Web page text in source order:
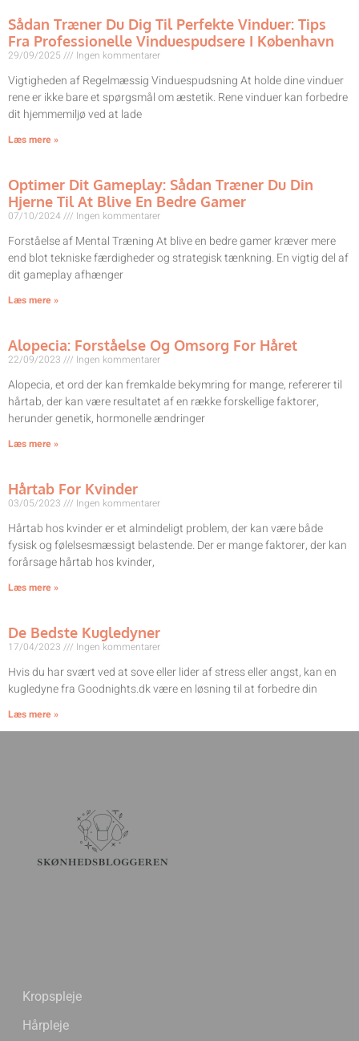
Sådan Træner Du Dig Til Perfekte Vinduer: Tips
Fra Professionelle Vinduespudsere I København
29/09/2025 Ingen kommentarer
Vigtigheden af Regelmæssig Vinduespudsning At holde dine vinduer
rene er ikke bare et spørgsmål om æstetik. Rene vinduer kan forbedre
dit hjemmemiljø ved at lade
Læs mere »
Optimer Dit Gameplay: Sådan Træner Du Din
Hjerne Til At Blive En Bedre Gamer
07/10/2024 Ingen kommentarer
Forståelse af Mental Træning At blive en bedre gamer kræver mere
end blot tekniske færdigheder og strategisk tænkning. En vigtig del af
dit gameplay afhænger
Læs mere »
Alopecia: Forståelse Og Omsorg For Håret
22/09/2023 Ingen kommentarer
Alopecia, et ord der kan fremkalde bekymring for mange, refererer til
hårtab, der kan være resultatet af en række forskellige faktorer,
herunder genetik, hormonelle ændringer
Læs mere »
Hårtab For Kvinder
03/05/2023 Ingen kommentarer
Hårtab hos kvinder er et almindeligt problem, der kan være både
fysisk og følelsesmæssigt belastende. Der er mange faktorer, der kan
forårsage hårtab hos kvinder,
Læs mere »
De Bedste Kugledyner
17/04/2023 Ingen kommentarer
Hvis du har svært ved at sove eller lider af stress eller angst, kan en
kugledyne fra Goodnights.dk være en løsning til at forbedre din
Læs mere »
Kropspleje
Hårpleje